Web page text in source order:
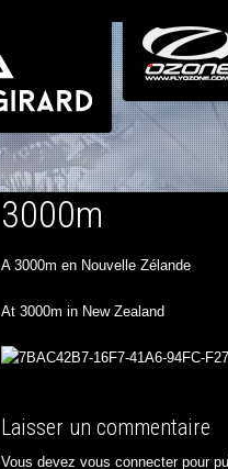
3000m
A 3000m en Nouvelle Zélande
At 3000m in New Zealand
Laisser un commentaire
Vous devez vous connecterpour